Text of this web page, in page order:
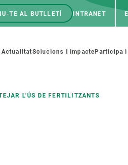
TE AL BUTLLETÍ INTRANET
Menú
secundario
ActualitatSolucions i impacteParticipa i
L’ÚS DE FERTILITZANTS